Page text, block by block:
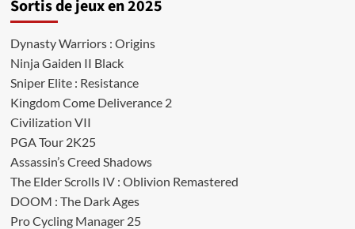
Sortis de jeux en 2025
Dynasty Warriors : Origins
Ninja Gaiden II Black
Sniper Elite : Resistance
Kingdom Come Deliverance 2
Civilization VII
PGA Tour 2K25
Assassin’s Creed Shadows
The Elder Scrolls IV : Oblivion Remastered
DOOM : The Dark Ages
Pro Cycling Manager 25